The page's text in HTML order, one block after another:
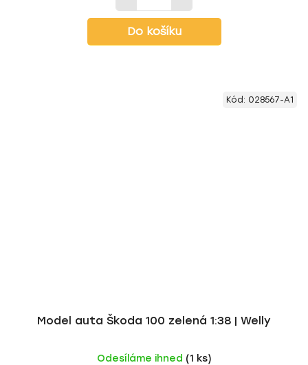
Do košíku
Model auta Škoda 100 zelená 1:38 | Welly
Odesíláme ihned (1 ks)
Kód: 028567-A1